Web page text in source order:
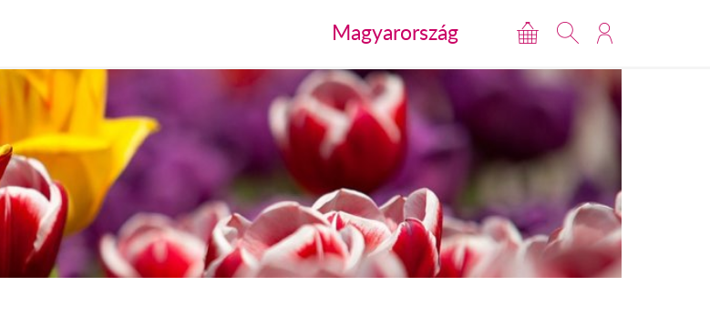
Magyarország